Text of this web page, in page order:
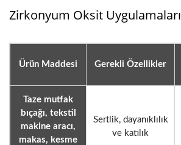
Zirkonyum Oksit Uygulamaları
Ürün Maddesi Gerekli Özellikler
Taze mutfak
bıçağı, tekstil
makine aracı,
makas, kesme
Sertlik, dayanıklılık
ve katılık